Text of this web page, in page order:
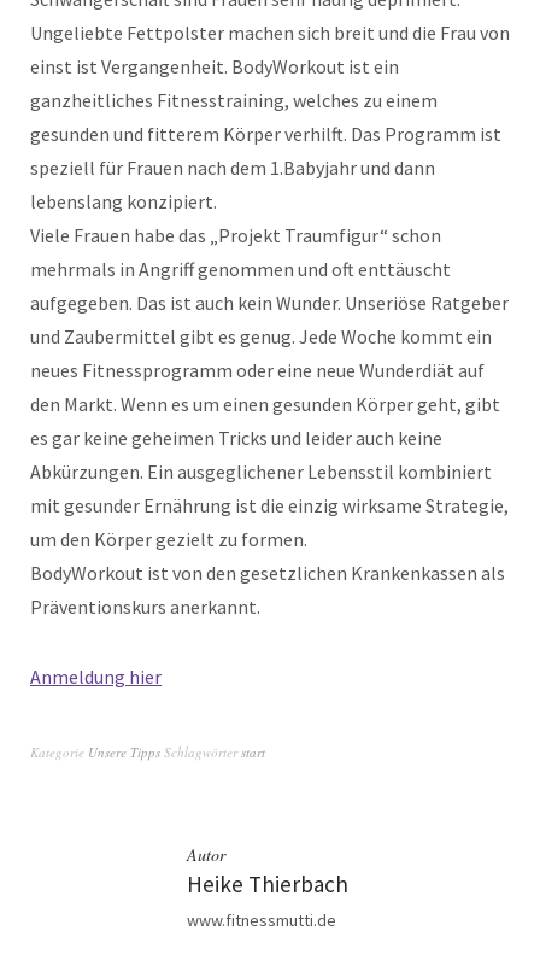
Ungeliebte Fettpolster machen sich breit und die Frau von
einst ist Vergangenheit. BodyWorkout ist ein
ganzheitliches Fitnesstraining, welches zu einem
gesunden und fitterem Körper verhilft. Das Programm ist
speziell für Frauen nach dem 1.Babyjahr und dann
lebenslang konzipiert.
Viele Frauen habe das „Projekt Traumfigur“ schon
mehrmals in Angriff genommen und oft enttäuscht
aufgegeben. Das ist auch kein Wunder. Unseriöse Ratgeber
und Zaubermittel gibt es genug. Jede Woche kommt ein
neues Fitnessprogramm oder eine neue Wunderdiät auf
den Markt. Wenn es um einen gesunden Körper geht, gibt
es gar keine geheimen Tricks und leider auch keine
Abkürzungen. Ein ausgeglichener Lebensstil kombiniert
mit gesunder Ernährung ist die einzig wirksame Strategie,
um den Körper gezielt zu formen.
BodyWorkout ist von den gesetzlichen Krankenkassen als
Präventionskurs anerkannt.
Anmeldung hier
Kategorie Unsere Tipps Schlagwörterstart
Autor
Heike Thierbach
www.fitnessmutti.de